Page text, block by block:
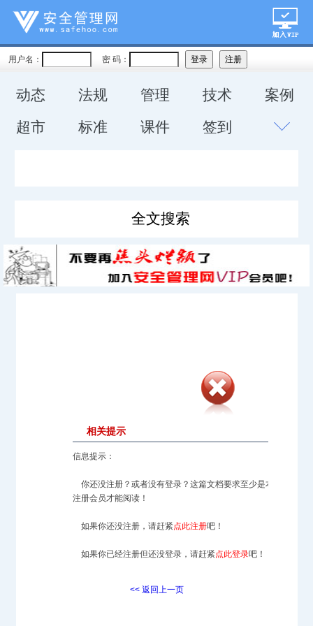
用户名： 密 码：
动态 法规 管理 技术
案例
超市
标准 课件 签到
相关提示
信息提示：
你还没注册？或者没有登录？这篇文档要求至少是本站的
注册会员才能阅读！
如果你还没注册，请赶紧 点此注册吧！
如果你已经注册但还没登录，请赶紧 点此登录吧！
<< 返回上一页